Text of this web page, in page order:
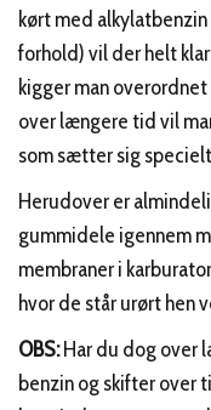
kørt med
forhold) vil der helt
kigger man
over længere tid vil
som sætter sig
Herudover er
gummidele igennem
membraner i
hvor de står urørt hen
OBS:Har du dog over
benzin og skifter over